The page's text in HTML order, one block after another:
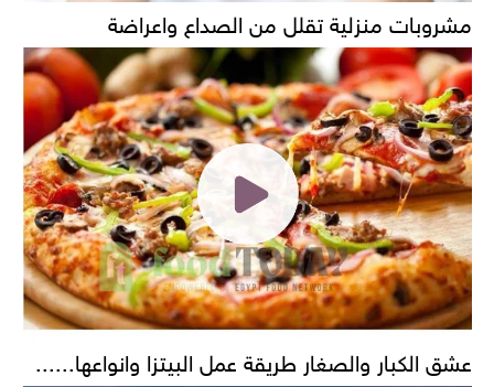
مشروبات منزلية تقلل من الصداع واعراضة
عشق الكبار والصغار طريقة عمل البيتزا وانواعها......